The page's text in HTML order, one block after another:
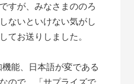
すが、みなさまののろ
ないといけない気がし
てお送りしました。
能、日本語が変である
ので、「サプライズで